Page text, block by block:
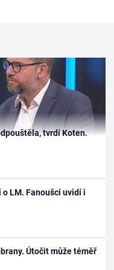
tvrdí Koten.
LM. Fanoušci uvidí i
Útočit může téměř